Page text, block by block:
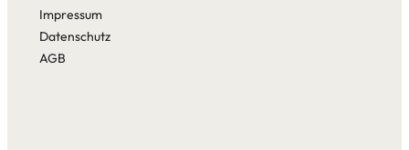
Impressum
Datenschutz
AGB